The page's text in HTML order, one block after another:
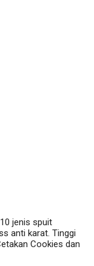
jenis spuit
anti karat. Tinggi
Cookies dan